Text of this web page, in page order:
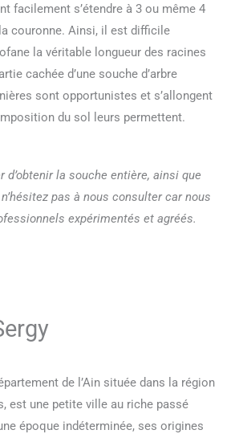
facilement s’étendre à 3 ou même 4
couronne. Ainsi, il est difficile
la véritable longueur des racines
cachée d’une souche d’arbre
sont opportunistes et s’allongent
du sol leurs permettent.
d’obtenir la souche entière, ainsi que
pas à nous consulter car nous
expérimentés et agréés.
de l’Ain située dans la région
est une petite ville au riche passé
époque indéterminée, ses origines